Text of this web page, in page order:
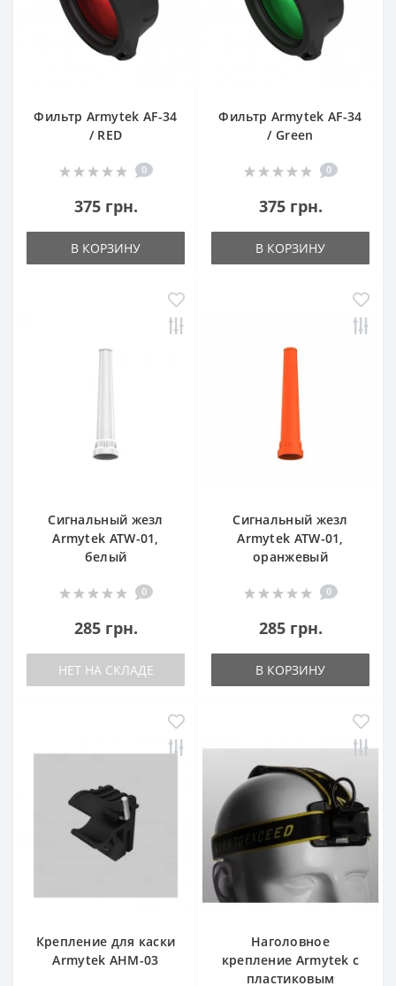
Фильтр Armytek AF-34
/ RED
0
375 грн.
В КОРЗИНУ
Фильтр Armytek AF-34
/ Green
0
375 грн.
В КОРЗИНУ
Сигнальный жезл
Armytek ATW-01,
белый
0
285 грн.
НЕТ НА СКЛАДЕ
Сигнальный жезл
Armytek ATW-01,
оранжевый
0
285 грн.
В КОРЗИНУ
Крепление для каски
Armytek AHM-03
Наголовное
крепление Armytek с
пластиковым